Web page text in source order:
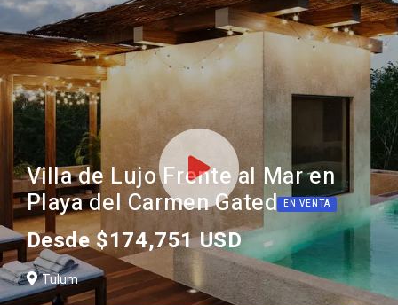
Villa de Lujo Frente al Mar en
Playa del Carmen Gated EN VENTA
Desde $174,751 USD
Tulum